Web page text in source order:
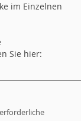
im Einzelnen
Sie hier: